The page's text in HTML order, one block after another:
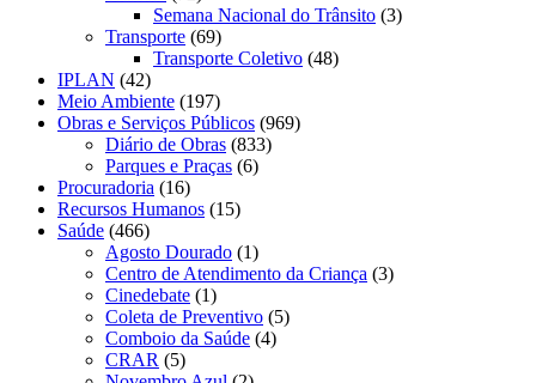
Semana Nacional do Trânsito (3)
Transporte (69)
Transporte Coletivo (48)
IPLAN (42)
Meio Ambiente (197)
Obras e Serviços Públicos (969)
Diário de Obras (833)
Parques e Praças (6)
Procuradoria (16)
Recursos Humanos (15)
Saúde (466)
Agosto Dourado (1)
Centro de Atendimento da Criança (3)
Cinedebate (1)
Coleta de Preventivo (5)
Comboio da Saúde (4)
CRAR (5)